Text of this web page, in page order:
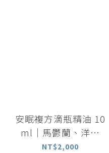
安眠複方滴瓶精油 10
ml｜馬鬱蘭、洋甘
菊、薰衣草、佛手柑
NT$2,000